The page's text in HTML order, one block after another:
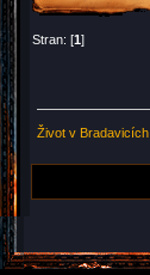
Stran: [1]
Život v Bradavicích